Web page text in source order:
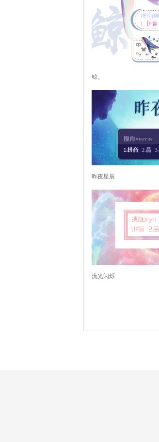
鲸。
昨夜星辰
流光闪烁